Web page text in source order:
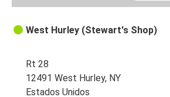
West Hurley (Stewart's Shop)
Rt 28
12491 West Hurley, NY
Estados Unidos